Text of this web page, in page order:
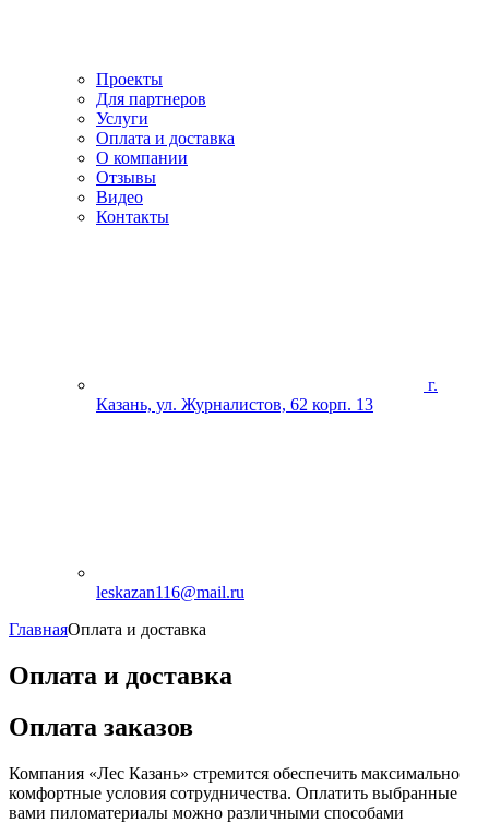
Проекты
Для партнеров
Услуги
Оплата и доставка
О компании
Отзывы
Видео
Контакты
г.
Казань, ул. Журналистов, 62 корп. 13
leskazan116@mail.ru
ГлавнаяОплата и доставка
Оплата и доставка
Оплата заказов
Компания «Лес Казань» стремится обеспечить максимально
комфортные условия сотрудничества. Оплатить выбранные
вами пиломатериалы можно различными способами